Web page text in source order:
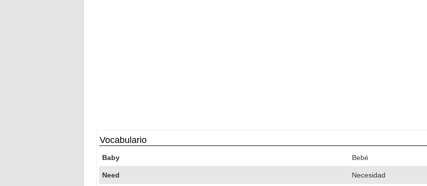
Vocabulario
Baby Bebé
Need Necesidad